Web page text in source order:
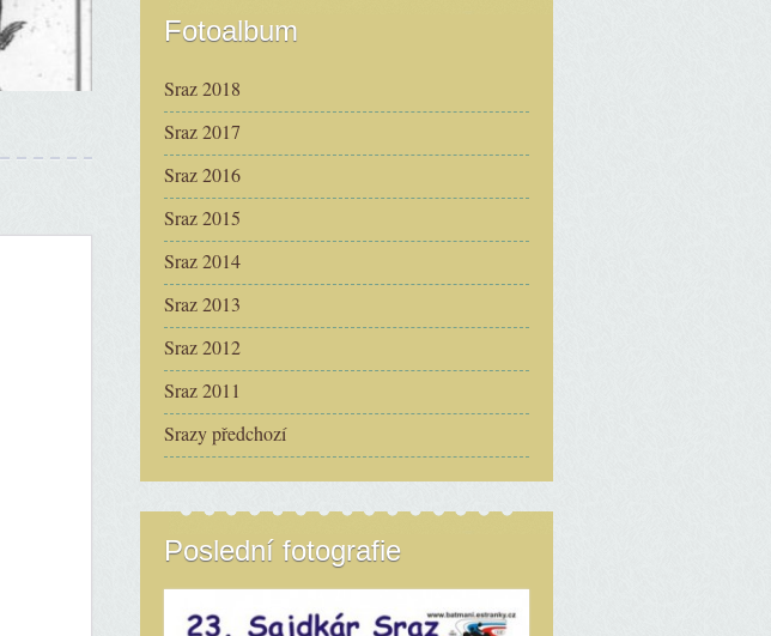
Fotoalbum
Sraz 2018
Sraz 2017
Sraz 2016
Sraz 2015
Sraz 2014
Sraz 2013
Sraz 2012
Sraz 2011
Srazy předchozí
Poslední fotografie